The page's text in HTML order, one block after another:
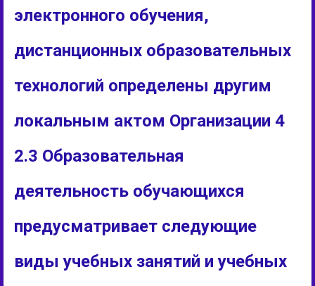
электронного обучения,
дистанционных образовательных
технологий определены другим
локальным актом Организации 4
2.3 Образовательная
деятельность обучающихся
предусматривает следующие
виды учебных занятий и учебных